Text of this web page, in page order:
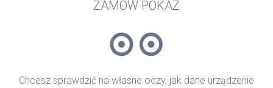
ZAMÓW POKAZ
Chcesz sprawdzić na własne oczy, jak dane urządzenie